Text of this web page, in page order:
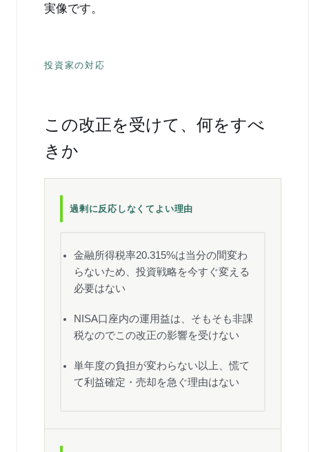
実像です。
投資家の対応
この改正を受けて、何をすべ
きか
過剰に反応しなくてよい理由
金融所得税率20.315%は当分の間変わ
らないため、投資戦略を今すぐ変える
必要はない
NISA口座内の運用益は、そもそも非課
税なのでこの改正の影響を受けない
単年度の負担が変わらない以上、慌て
て利益確定・売却を急ぐ理由はない